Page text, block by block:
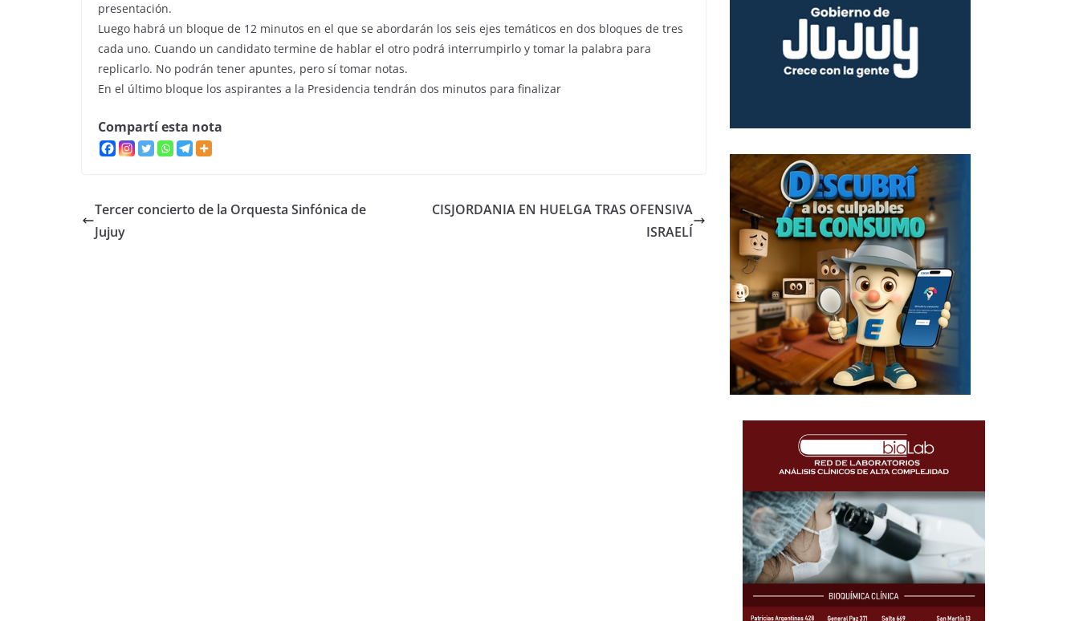
presentación.
Luego habrá un bloque de 12 minutos en el que se abordarán los seis ejes temáticos en dos bloques de tres
cada uno. Cuando un candidato termine de hablar el otro podrá interrumpirlo y tomar la palabra para
replicarlo. No podrán tener apuntes, pero sí tomar notas.
En el último bloque los aspirantes a la Presidencia tendrán dos minutos para finalizar
Compartí esta nota
Tercer concierto de la Orquesta Sinfónica de
Jujuy
CISJORDANIA EN HUELGA TRAS OFENSIVA
ISRAELÍ